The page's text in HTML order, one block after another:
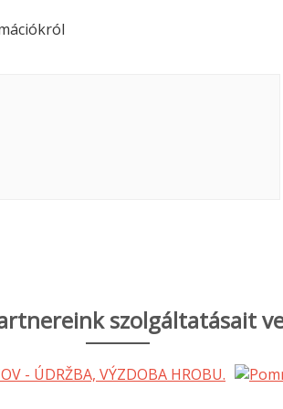
szolgáltatásait